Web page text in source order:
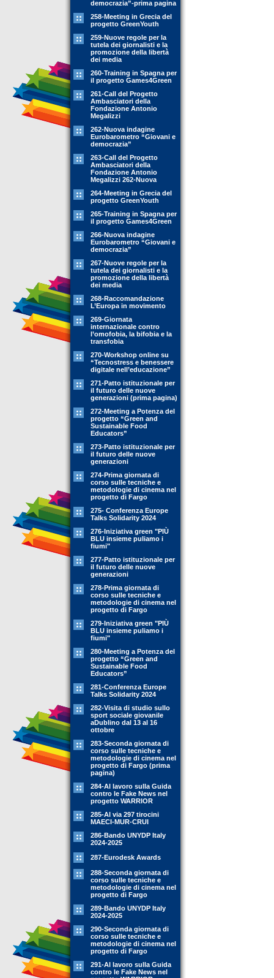
democrazia”-prima pagina
258-Meeting in Grecia del
progetto GreenYouth
259-Nuove regole per la
tutela dei giornalisti e la
promozione della libertà
dei media
260-Training in Spagna per
il progetto Games4Green
261-Call del Progetto
Ambasciatori della
Fondazione Antonio
Megalizzi
262-Nuova indagine
Eurobarometro “Giovani e
democrazia”
263-Call del Progetto
Ambasciatori della
Fondazione Antonio
Megalizzi 262-Nuova
264-Meeting in Grecia del
progetto GreenYouth
265-Training in Spagna per
il progetto Games4Green
266-Nuova indagine
Eurobarometro “Giovani e
democrazia”
267-Nuove regole per la
tutela dei giornalisti e la
promozione della libertà
dei media
268-Raccomandazione
L’Europa in movimento
269-Giornata
internazionale contro
l’omofobia, la bifobia e la
transfobia
270-Workshop online su
“Tecnostress e benessere
digitale nell’educazione”
271-Patto istituzionale per
il futuro delle nuove
generazioni (prima pagina)
272-Meeting a Potenza del
progetto “Green and
Sustainable Food
Educators”
273-Patto istituzionale per
il futuro delle nuove
generazioni
274-Prima giornata di
corso sulle tecniche e
metodologie di cinema nel
progetto di Fargo
275- Conferenza Europe
Talks Solidarity 2024
276-Iniziativa green "PIÙ
BLU insieme puliamo i
fiumi"
277-Patto istituzionale per
il futuro delle nuove
generazioni
278-Prima giornata di
corso sulle tecniche e
metodologie di cinema nel
progetto di Fargo
279-Iniziativa green "PIÙ
BLU insieme puliamo i
fiumi"
280-Meeting a Potenza del
progetto “Green and
Sustainable Food
Educators”
281-Conferenza Europe
Talks Solidarity 2024
282-Visita di studio sullo
sport sociale giovanile
aDublino dal 13 al 16
ottobre
283-Seconda giornata di
corso sulle tecniche e
metodologie di cinema nel
progetto di Fargo (prima
pagina)
284-Al lavoro sulla Guida
contro le Fake News nel
progetto WARRIOR
285-Al via 297 tirocini
MAECI-MUR-CRUI
286-Bando UNYDP Italy
2024-2025
287-Eurodesk Awards
288-Seconda giornata di
corso sulle tecniche e
metodologie di cinema nel
progetto di Fargo
289-Bando UNYDP Italy
2024-2025
290-Seconda giornata di
corso sulle tecniche e
metodologie di cinema nel
progetto di Fargo
291-Al lavoro sulla Guida
contro le Fake News nel